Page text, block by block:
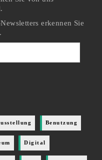
erkennen Sie
Benutzung
Digital